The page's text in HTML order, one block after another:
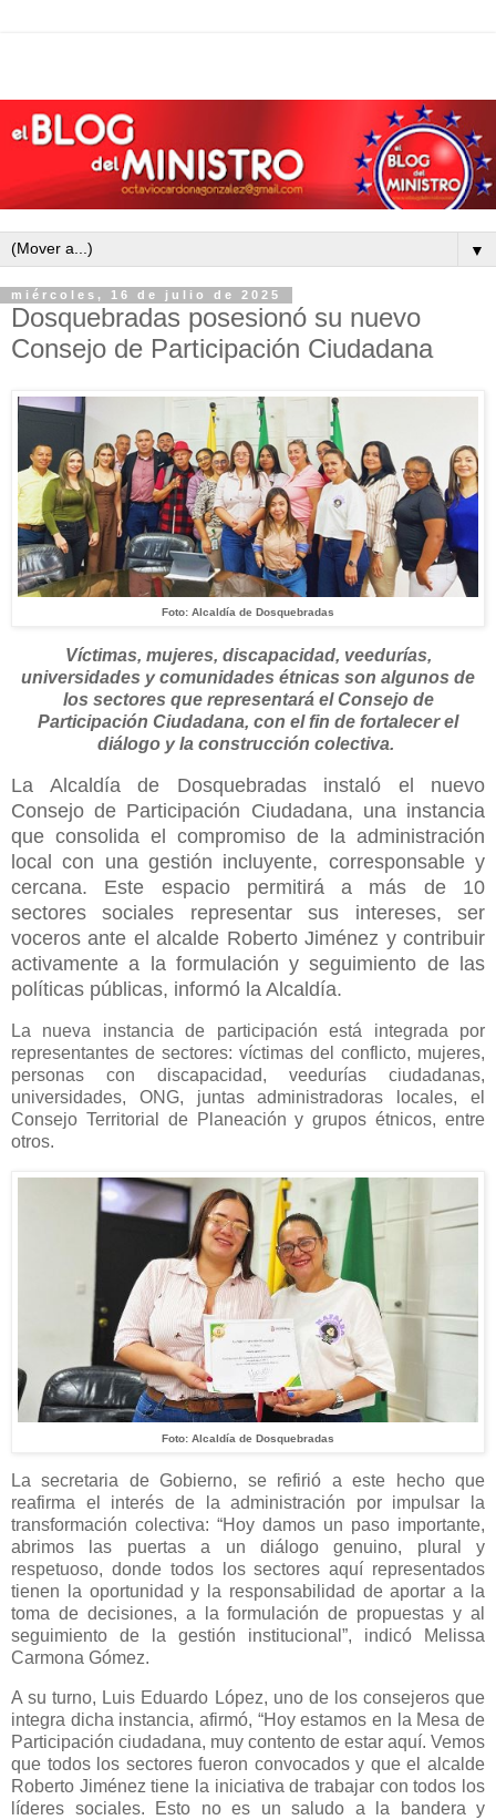
▼
miércoles, 16 de julio de 2025
Dosquebradas posesionó su nuevo
Consejo de Participación Ciudadana
Foto: Alcaldía de Dosquebradas
Víctimas, mujeres, discapacidad, veedurías,
universidades y comunidades étnicas son algunos de
los sectores que representará el Consejo de
Participación Ciudadana, con el fin de fortalecer el
diálogo y la construcción colectiva.
La Alcaldía de Dosquebradas instaló el nuevo
Consejo de Participación Ciudadana, una instancia
que consolida el compromiso de la administración
local con una gestión incluyente, corresponsable y
cercana. Este espacio permitirá a más de 10
sectores sociales representar sus intereses, ser
voceros ante el alcalde Roberto Jiménez y contribuir
activamente a la formulación y seguimiento de las
políticas públicas, informó la Alcaldía.
La nueva instancia de participación está integrada por
representantes de sectores: víctimas del conflicto, mujeres,
personas con discapacidad, veedurías ciudadanas,
universidades, ONG, juntas administradoras locales, el
Consejo Territorial de Planeación y grupos étnicos, entre
otros.
Foto: Alcaldía de Dosquebradas
La secretaria de Gobierno, se refirió a este hecho que
reafirma el interés de la administración por impulsar la
transformación colectiva: “Hoy damos un paso importante,
abrimos las puertas a un diálogo genuino, plural y
respetuoso, donde todos los sectores aquí representados
tienen la oportunidad y la responsabilidad de aportar a la
toma de decisiones, a la formulación de propuestas y al
seguimiento de la gestión institucional”, indicó Melissa
Carmona Gómez.
A su turno, Luis Eduardo López, uno de los consejeros que
integra dicha instancia, afirmó, “Hoy estamos en la Mesa de
Participación ciudadana, muy contento de estar aquí. Vemos
que todos los sectores fueron convocados y que el alcalde
Roberto Jiménez tiene la iniciativa de trabajar con todos los
líderes sociales. Esto no es un saludo a la bandera y